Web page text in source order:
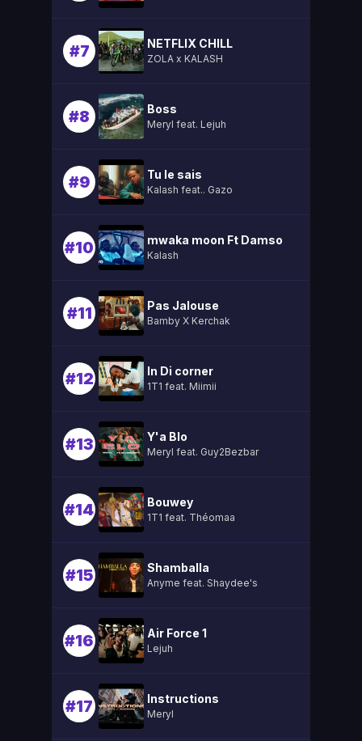
#7 NETFLIX CHILL
ZOLA x KALASH
#8 Boss
Meryl feat. Lejuh
#9 Tu le sais
Kalash feat.. Gazo
#10 mwaka moon Ft Damso
Kalash
#11 Pas Jalouse
Bamby X Kerchak
#12 In Di corner
1T1 feat. Miimii
#13 Y'a Blo
Meryl feat. Guy2Bezbar
#14 Bouwey
1T1 feat. Théomaa
#15 Shamballa
Anyme feat. Shaydee's
#16 Air Force 1
Lejuh
#17 Instructions
Meryl